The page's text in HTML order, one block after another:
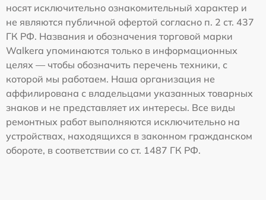
носят исключительно ознакомительный характер и
не являются публичной офертой согласно п. 2 ст. 437
ГК РФ. Названия и обозначения торговой марки
Walkera упоминаются только в информационных
целях — чтобы обозначить перечень техники, с
которой мы работаем. Наша организация не
аффилирована с владельцами указанных товарных
знаков и не представляет их интересы. Все виды
ремонтных работ выполняются исключительно на
устройствах, находящихся в законном гражданском
обороте, в соответствии со ст. 1487 ГК РФ.